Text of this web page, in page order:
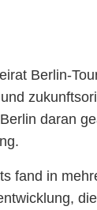
Berlin-
daran
fand in